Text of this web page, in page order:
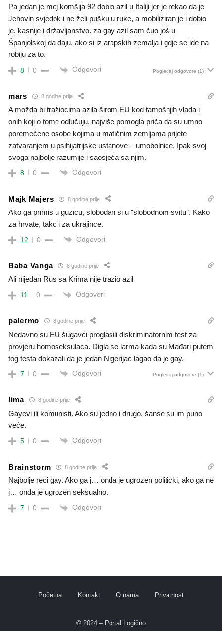
Pa jedan je moj komšija 92 dobio azil u Italiji jer je rekao da je
Jehovin svjedok i ne želi pušku u ruke, a mobiliziran je i dobio
je, kasnije i državljanstvo. za gay azil sam čuo još u
Španjolskoj da daju, ako si iz arapskih zemalja i gdje se ide na
robiju za to.
8 0 Odgovori Pogledaj odgovore (1)
mars 8 godine prije
A možda bi tražiocima azila širom EU kod tamošnjih vlada i
onih koji o tome odlučuju, najviše pomogla priča da su umno
poremećene osobe kojima u matičnim zemljama prijete
zatvaranjem u psihijatrijske ustanove – umobolnice. Ipak svoj
svoga najbolje razumije i saosjeća sa njim.
8 0 Odgovori
Majk Majers 8 godine prije
Ako ga primiš u guzicu, slobodan si u “slobodnom svitu”. Kako
za hrvate, tako i za ukrajince.
12 0 Odgovori
Baba Vanga 8 godine prije
Ali nijedan Rus sa Krima nije trazio azil
11 0 Odgovori
palermo 8 godine prije
Nedavno su EU šugavci proglasili diskriminatornim test za
provjeru homoseksulaca. Digla se larma kada su Mađari putem
tog testa dokazali da je jedan Nigerijac lagao da je gay.
7 0 Odgovori Pogledaj odgovore (1)
lima 8 godine prije
Gayevi ili komunisti. Ako su jedno i drugo, šanse su im puno
veće.
5 0 Odgovori
Brainstorm 8 godine prije
Najbolje reci gay. Ako ga j… onda je ugrozen politicki, ako ga ne
j… onda je ugrozen seksualno.
7 0 Odgovori
Početna Kontakt O nama Privatnost
© 2024 – Portal Logično